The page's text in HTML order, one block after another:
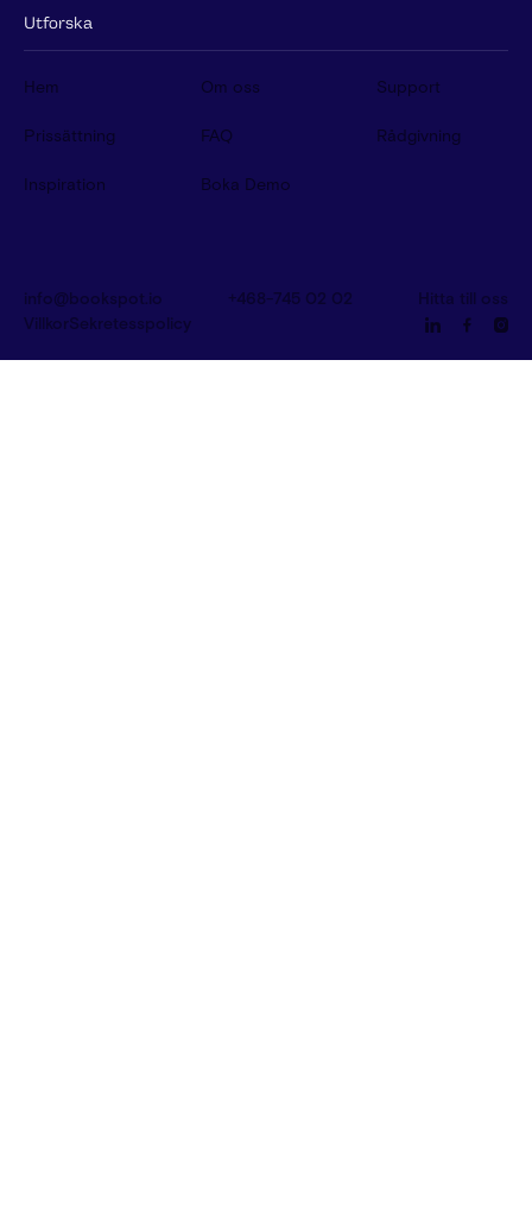
Utforska
Hem
Prissättning
Inspiration
Om oss
FAQ
Boka Demo
Support
Rådgivning
info@bookspot.io +468-745 02 02
Hitta till oss
VillkorSekretesspolicy